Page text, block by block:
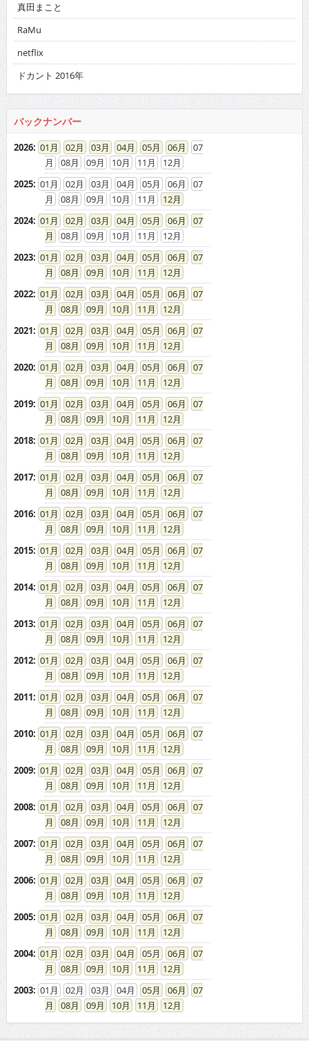
真田まこと
RaMu
netflix
ドカント 2016年
バックナンバー
2026: 01 02 03 04 05 06
07
08
09 10 11
12
2025: 01 02 03 04 05 06
07
08
09 10 11
12
2024: 01 02 03 04 05 06
07
08
09 10 11
12
2023: 01 02 03 04 05 06
07
08
09 10 11
12
2022: 01 02 03 04 05 06
07
08
09 10 11
12
2021: 01 02 03 04 05 06
07
08
09 10 11
12
2020: 01 02 03 04 05 06
07
08
09 10 11
12
2019: 01 02 03 04 05 06
07
08
09 10 11
12
2018: 01 02 03 04 05 06
07
08
09 10 11
12
2017: 01 02 03 04 05 06
07
08
09 10 11
12
2016: 01 02 03 04 05 06
07
08
09 10 11
12
2015: 01 02 03 04 05 06
07
08
09 10 11
12
2014: 01 02 03 04 05 06
07
08
09 10 11
12
2013: 01 02 03 04 05 06
07
08
09 10 11
12
2012: 01 02 03 04 05 06
07
08
09 10 11
12
2011: 01 02 03 04 05 06
07
08
09 10 11
12
2010: 01 02 03 04 05 06
07
08
09 10 11
12
2009: 01 02 03 04 05 06
07
08
09 10 11
12
2008: 01 02 03 04 05 06
07
08
09 10 11
12
2007: 01 02 03 04 05 06
07
08
09 10 11
12
2006: 01 02 03 04 05 06
07
08
09 10 11
12
2005: 01 02 03 04 05 06
07
08
09 10 11
12
2004: 01 02 03 04 05 06
07
08
09 10 11
12
2003: 01 02 03 04 05 06
07
08
09 10 11 12